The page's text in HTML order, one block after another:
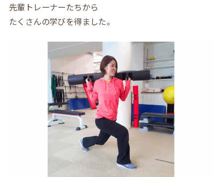
先輩トレーナーたちから
たくさんの学びを得ました。